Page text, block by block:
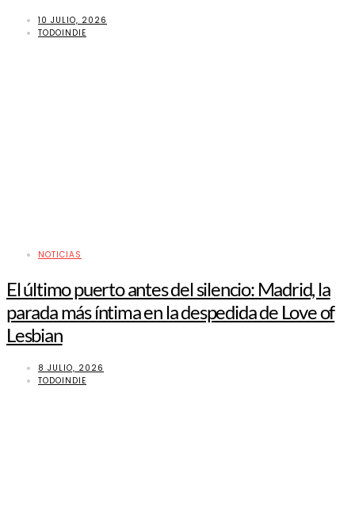
10 JULIO, 2026
TODOINDIE
NOTICIAS
El último puerto antes del silencio: Madrid, la
parada más íntima en la despedida de Love of
Lesbian
8 JULIO, 2026
TODOINDIE